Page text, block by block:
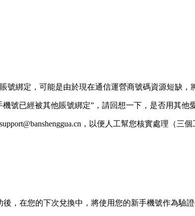
號綁定，可能是由於現在通信運營商號碼資源短缺，
號已經被其他賬號綁定”，請回想一下，是否用其他
，以便人工幫您核實處理（三個
，在您的下次兌換中，將使用您的新手機號作為驗證